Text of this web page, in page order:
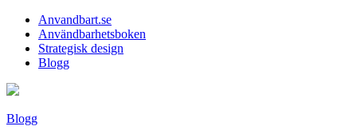
Anvandbart.se
Användbarhetsboken
Strategisk design
Blogg
Blogg